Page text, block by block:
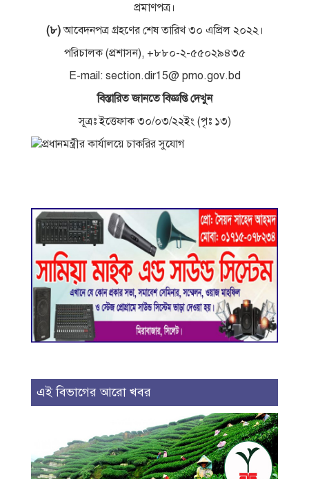
প্রমাণপত্র।
(৮)আবেদনপত্র গ্রহণের শেষ তারিখ ৩০ এপ্রিল ২০২২।
পরিচালক (প্রশাসন), +৮৮০-২-৫৫০২৯৪৩৫
E-mail: section.dir15@ pmo.gov.bd
বিস্তারিত জানতে বিজ্ঞপ্তি দেখুন
সূত্রঃ ইত্তেফাক ৩০/০৩/২২ইং (পৃঃ ১৩)
এই বিভাগের আরো খবর